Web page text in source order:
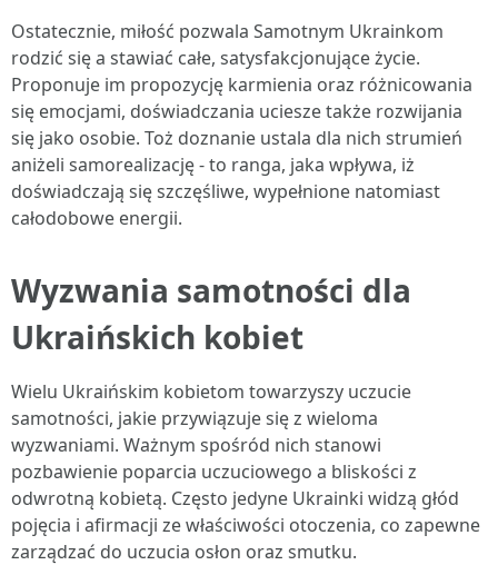
Ostatecznie, miłość pozwala Samotnym Ukrainkom
rodzić się a stawiać całe, satysfakcjonujące życie.
Proponuje im propozycję karmienia oraz różnicowania
się emocjami, doświadczania uciesze także rozwijania
się jako osobie. Toż doznanie ustala dla nich strumień
aniżeli samorealizację - to ranga, jaka wpływa, iż
doświadczają się szczęśliwe, wypełnione natomiast
całodobowe energii.
Wyzwania samotności dla
Ukraińskich kobiet
Wielu Ukraińskim kobietom towarzyszy uczucie
samotności, jakie przywiązuje się z wieloma
wyzwaniami. Ważnym spośród nich stanowi
pozbawienie poparcia uczuciowego a bliskości z
odwrotną kobietą. Często jedyne Ukrainki widzą głód
pojęcia i afirmacji ze właściwości otoczenia, co zapewne
zarządzać do uczucia osłon oraz smutku.